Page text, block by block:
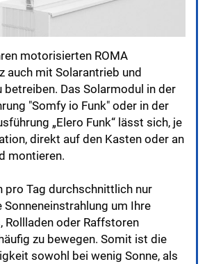
motorisierten ROMA
auch mit Solarantrieb und
betreiben. Das Solarmodul in der
"Somfy io Funk" oder in der
„Elero Funk“ lässt sich, je
direkt auf den Kasten oder an
montieren.
pro Tag durchschnittlich nur
um Ihre
Rollladen oder Raffstoren
zu bewegen. Somit ist die
sowohl bei wenig Sonne, als